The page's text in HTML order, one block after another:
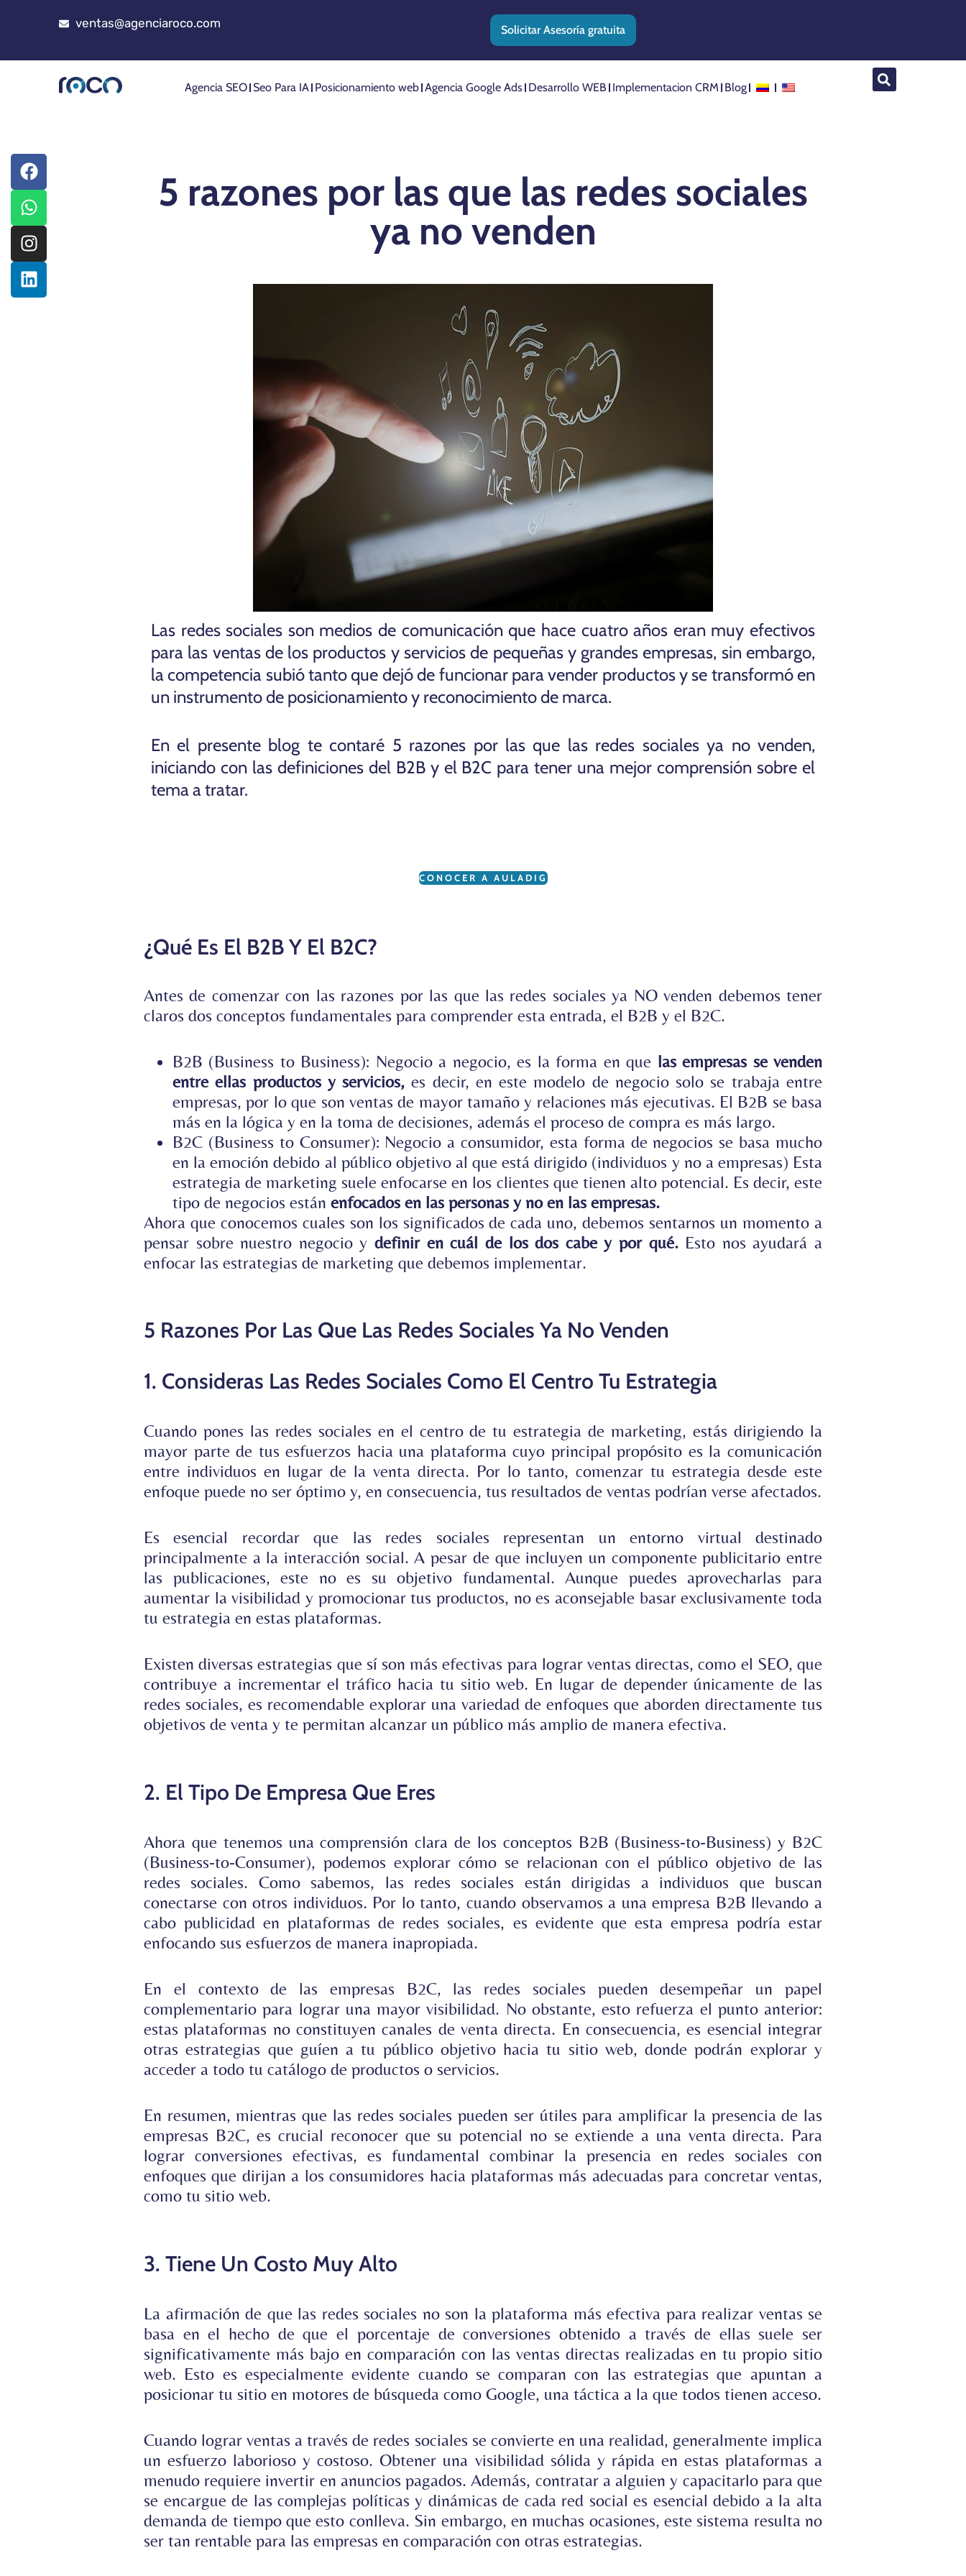
ventas@agenciaroco.com Solicitar Asesoría gratuita
Agencia SEO Seo Para IA Posicionamiento web Agencia Google Ads Desarrollo WEB Implementacion CRM Blog
5 razones por las que las redes sociales
ya no venden
Las redes sociales son medios de comunicación que hace cuatro años eran muy efectivos
para las ventas de los productos y servicios de pequeñas y grandes empresas, sin embargo,
la competencia subió tanto que dejó de funcionar para vender productos y se transformó en
un instrumento de posicionamiento y reconocimiento de marca.
En el presente blog te contaré 5 razones por las que las redes sociales ya no venden,
iniciando con las definiciones del B2B y el B2C para tener una mejor comprensión sobre el
tema a tratar.
CONOCER A AULADIG
¿Qué Es El B2B Y El B2C?
Antes de comenzar con las razones por las que las redes sociales ya NO venden debemos tener
claros dos conceptos fundamentales para comprender esta entrada, el B2B y el B2C.
B2B (Business to Business): Negocio a negocio, es la forma en que las empresas se venden
entre ellas productos y servicios, es decir, en este modelo de negocio solo se trabaja entre
empresas, por lo que son ventas de mayor tamaño y relaciones más ejecutivas. El B2B se basa
más en la lógica y en la toma de decisiones, además el proceso de compra es más largo.
B2C (Business to Consumer): Negocio a consumidor, esta forma de negocios se basa mucho
en la emoción debido al público objetivo al que está dirigido (individuos y no a empresas) Esta
estrategia de marketing suele enfocarse en los clientes que tienen alto potencial. Es decir, este
tipo de negocios están enfocados en las personas y no en las empresas.
Ahora que conocemos cuales son los significados de cada uno, debemos sentarnos un momento a
pensar sobre nuestro negocio ydefinir en cuál de los dos cabe y por qué.Esto nos ayudará a
enfocar las estrategias de marketing que debemos implementar.
5 Razones Por Las Que Las Redes Sociales Ya No Venden
1. Consideras Las Redes Sociales Como El Centro Tu Estrategia
Cuando pones las redes sociales en el centro de tu estrategia de marketing, estás dirigiendo la
mayor parte de tus esfuerzos hacia una plataforma cuyo principal propósito es la comunicación
entre individuos en lugar de la venta directa. Por lo tanto, comenzar tu estrategia desde este
enfoque puede no ser óptimo y, en consecuencia, tus resultados de ventas podrían verse afectados.
Es esencial recordar que las redes sociales representan un entorno virtual destinado
principalmente a la interacción social. A pesar de que incluyen un componente publicitario entre
las publicaciones, este no es su objetivo fundamental. Aunque puedes aprovecharlas para
aumentar la visibilidad y promocionar tus productos, no es aconsejable basar exclusivamente toda
tu estrategia en estas plataformas.
Existen diversas estrategias que sí son más efectivas para lograr ventas directas, como el SEO, que
contribuye a incrementar el tráfico hacia tu sitio web. En lugar de depender únicamente de las
redes sociales, es recomendable explorar una variedad de enfoques que aborden directamente tus
objetivos de venta y te permitan alcanzar un público más amplio de manera efectiva.
2. El Tipo De Empresa Que Eres
Ahora que tenemos una comprensión clara de los conceptos B2B (Business-to-Business) y B2C
(Business-to-Consumer), podemos explorar cómo se relacionan con el público objetivo de las
redes sociales. Como sabemos, las redes sociales están dirigidas a individuos que buscan
conectarse con otros individuos. Por lo tanto, cuando observamos a una empresa B2B llevando a
cabo publicidad en plataformas de redes sociales, es evidente que esta empresa podría estar
enfocando sus esfuerzos de manera inapropiada.
En el contexto de las empresas B2C, las redes sociales pueden desempeñar un papel
complementario para lograr una mayor visibilidad. No obstante, esto refuerza el punto anterior:
estas plataformas no constituyen canales de venta directa. En consecuencia, es esencial integrar
otras estrategias que guíen a tu público objetivo hacia tu sitio web, donde podrán explorar y
acceder a todo tu catálogo de productos o servicios.
En resumen, mientras que las redes sociales pueden ser útiles para amplificar la presencia de las
empresas B2C, es crucial reconocer que su potencial no se extiende a una venta directa. Para
lograr conversiones efectivas, es fundamental combinar la presencia en redes sociales con
enfoques que dirijan a los consumidores hacia plataformas más adecuadas para concretar ventas,
como tu sitio web.
3. Tiene Un Costo Muy Alto
La afirmación de que las redes sociales no son la plataforma más efectiva para realizar ventas se
basa en el hecho de que el porcentaje de conversiones obtenido a través de ellas suele ser
significativamente más bajo en comparación con las ventas directas realizadas en tu propio sitio
web. Esto es especialmente evidente cuando se comparan con las estrategias que apuntan a
posicionar tu sitio en motores de búsqueda como Google, una táctica a la que todos tienen acceso.
Cuando lograr ventas a través de redes sociales se convierte en una realidad, generalmente implica
un esfuerzo laborioso y costoso. Obtener una visibilidad sólida y rápida en estas plataformas a
menudo requiere invertir en anuncios pagados. Además, contratar a alguien y capacitarlo para que
se encargue de las complejas políticas y dinámicas de cada red social es esencial debido a la alta
demanda de tiempo que esto conlleva. Sin embargo, en muchas ocasiones, este sistema resulta no
ser tan rentable para las empresas en comparación con otras estrategias.